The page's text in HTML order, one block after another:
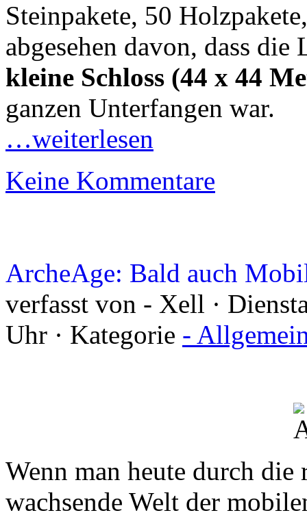
Steinpakete, 50
abgesehen davon, dass
kleine Schloss (44 x 44
ganzen Unterfangen war.
…weiterlesen
Keine Kommentare
ArcheAge: Bald auch
verfasst von - Xell ·
Uhr · Kategorie -
Wenn man heute durch die
wachsende Welt der